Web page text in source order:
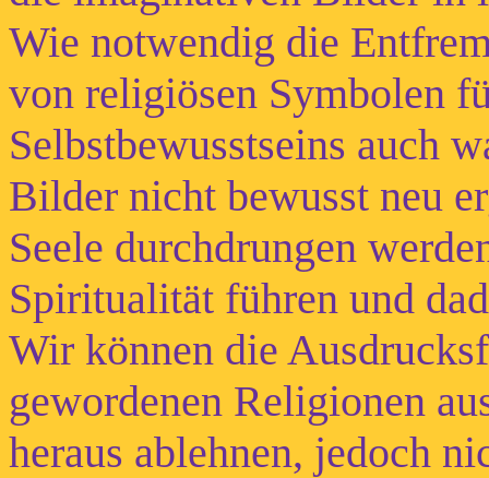
Wie notwendig die
von religiösen Symbolen
Selbstbewusstseins auch
Bilder nicht bewusst neu
Seele durchdrungen
Spiritualität führen und
Wir können die
gewordenen Religionen
heraus ablehnen, jedoch